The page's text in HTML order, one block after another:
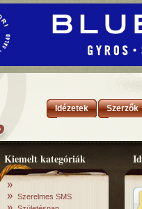
Idézetek Szerzők
Kiemelt kategóriák
»
» Szerelmes SMS